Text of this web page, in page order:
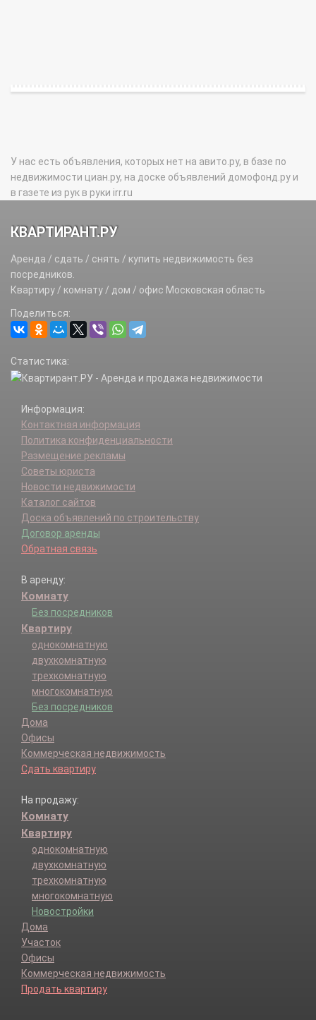
У нас есть объявления, которых нет на авито.ру, в базе по
недвижимости циан.ру, на доске объявлений домофонд.ру и
в газете из рук в руки irr.ru
КВАРТИРАНТ.РУ
Аренда / сдать / снять / купить недвижимость без
посредников.
Квартиру / комнату / дом / офис Московская область
Поделиться:
Статистика:
Информация:
Контактная информация
Политика конфиденциальности
Размещение рекламы
Советы юриста
Новости недвижимости
Каталог сайтов
Доска объявлений по строительству
Договор аренды
Обратная связь
В аренду:
Комнату
Без посредников
Квартиру
однокомнатную
двухкомнатную
трехкомнатную
многокомнатную
Без посредников
Дома
Офисы
Коммерческая недвижимость
Сдать квартиру
На продажу:
Комнату
Квартиру
однокомнатную
двухкомнатную
трехкомнатную
многокомнатную
Новостройки
Дома
Участок
Офисы
Коммерческая недвижимость
Продать квартиру